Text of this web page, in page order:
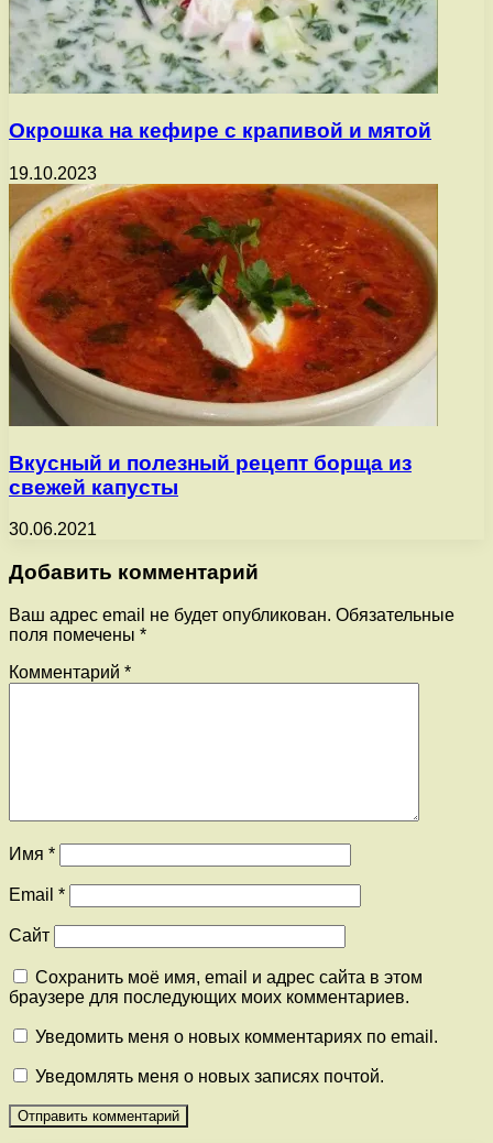
Окрошка на кефире с крапивой и мятой
19.10.2023
Вкусный и полезный рецепт борща из
свежей капусты
30.06.2021
Добавить комментарий
Ваш адрес email не будет опубликован. Обязательные
поля помечены *
Комментарий *
Имя *
Email *
Сайт
Сохранить моё имя, email и адрес сайта в этом
браузере для последующих моих комментариев.
Уведомить меня о новых комментариях по email.
Уведомлять меня о новых записях почтой.